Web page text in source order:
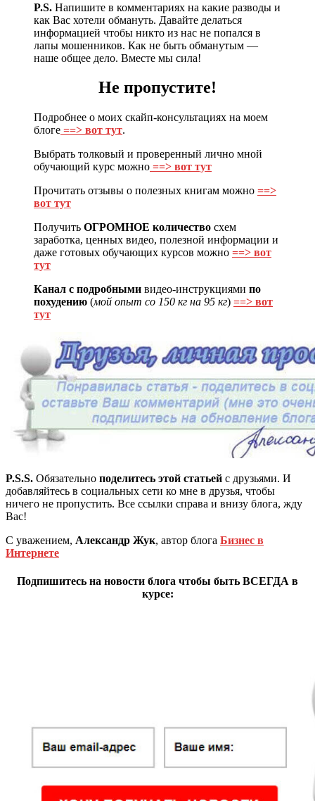
P.S. Напишите в комментариях на какие разводы и
как Вас хотели обмануть. Давайте делаться
информацией чтобы никто из нас не попался в
лапы мошенников. Как не быть обманутым —
наше общее дело. Вместе мы сила!
Не пропустите!
Подробнее о моих скайп-консультациях на моем
блоге ==> вот тут.
Выбрать толковый и проверенный лично мной
обучающий курс можно ==> вот тут
Прочитать отзывы о полезных книгам можно ==>
вот тут
Получить ОГРОМНОЕ количество схем
заработка, ценных видео, полезной информации и
даже готовых обучающих курсов можно ==> вот
тут
Канал с подробными видео-инструкциями по
похудению (мой опыт со 150 кг на 95 кг) ==> вот
тут
P.S.S. Обязательно поделитесь этой статьей с друзьями. И
добавляйтесь в социальных сети ко мне в друзья, чтобы
ничего не пропустить. Все ссылки справа и внизу блога, жду
Вас!
С уважением, Александр Жук, автор блога Бизнес в
Интернете
Подпишитесь на новости блога чтобы быть ВСЕГДА в
курсе: